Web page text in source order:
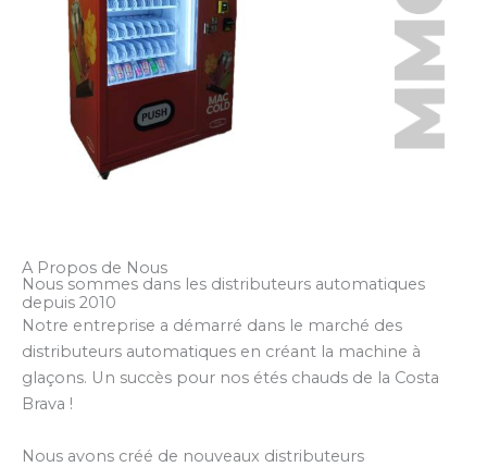
A Propos de Nous
Nous sommes dans les distributeurs automatiques
depuis 2010
Notre entreprise a démarré dans le marché des
distributeurs automatiques en créant la machine à
glaçons. Un succès pour nos étés chauds de la Costa
Brava !
Nous avons créé de nouveaux distributeurs